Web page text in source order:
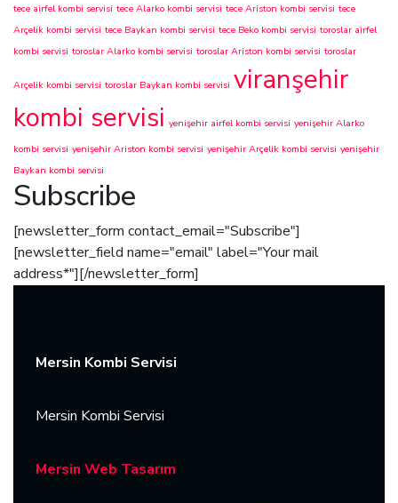
tece airfel kombi servisi tece Alarko kombi servisi tece Ariston kombi servisi tece
Arçelik kombi servisi tece Baykan kombi servisi tece Beko kombi servisi toroslar airfel
kombi servisi toroslar Alarko kombi servisi toroslar Ariston kombi servisi toroslar
Arçelik kombi servisi toroslar Baykan kombi servisi viranşehir
kombi servisi yenişehir airfel kombi servisi yenişehir Alarko
kombi servisi yenişehir Ariston kombi servisi yenişehir Arçelik kombi servisi yenişehir
Baykan kombi servisi
Subscribe
[newsletter_form contact_email="Subscribe"]
[newsletter_field name="email" label="Your mail
address*"][/newsletter_form]
Mersin Kombi Servisi
Mersin Kombi Servisi
Mersin Web Tasarım